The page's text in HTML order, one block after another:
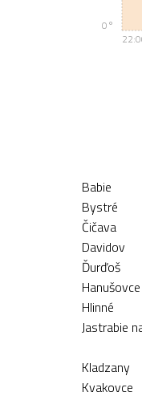
0°
Babie
Bystré
Čičava
Davidov
Ďurďoš
Hlinné
Jastrabie
Kladzany
Kvakovce